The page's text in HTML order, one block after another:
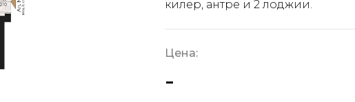
килер, антре и 2 лоджии.
Цена:
-